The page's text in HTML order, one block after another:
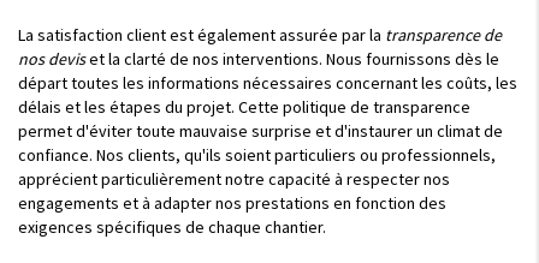
La satisfaction client est également assurée par la transparence de
nos deviset la clarté de nos interventions. Nous fournissons dès le
départ toutes les informations nécessaires concernant les coûts, les
délais et les étapes du projet. Cette politique de transparence
permet d'éviter toute mauvaise surprise et d'instaurer un climat de
confiance. Nos clients, qu'ils soient particuliers ou professionnels,
apprécient particulièrement notre capacité à respecter nos
engagements et à adapter nos prestations en fonction des
exigences spécifiques de chaque chantier.